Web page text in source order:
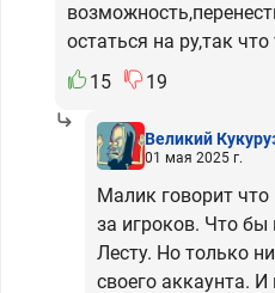
остаться на ру,так
15
19
Великий
01 мая 2025 г.
Малик говорит что
за игроков. Что бы
Лесту. Но только
своего аккаунта.